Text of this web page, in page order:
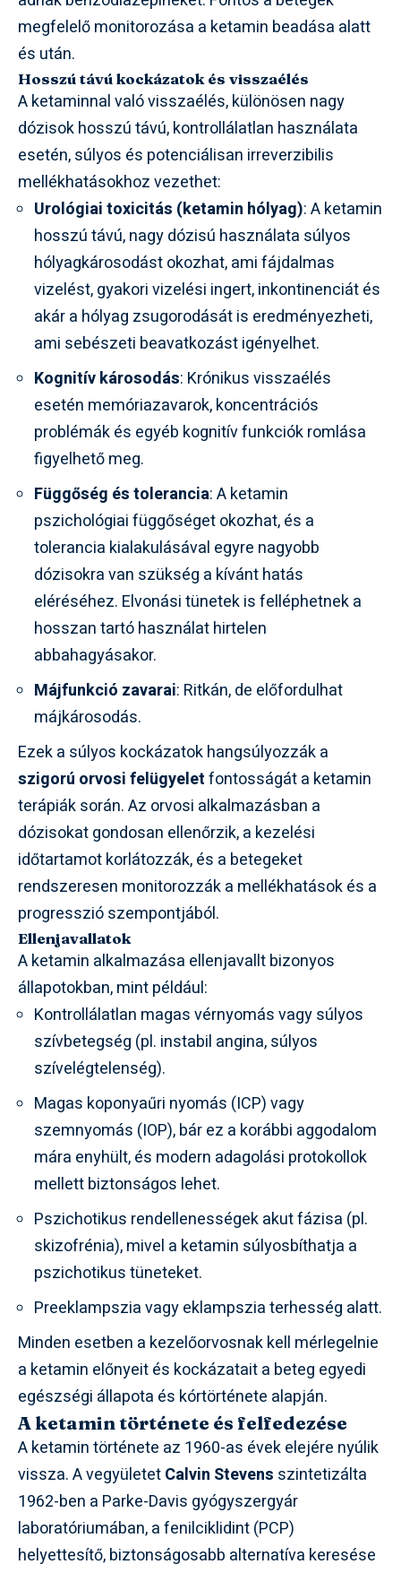
megfelelő monitorozása a ketamin beadása alatt
és után.
Hosszú távú kockázatok és visszaélés
A ketaminnal való visszaélés, különösen nagy
dózisok hosszú távú, kontrollálatlan használata
esetén, súlyos és potenciálisan irreverzibilis
mellékhatásokhoz vezethet:
Urológiai toxicitás (ketamin hólyag): A ketamin
hosszú távú, nagy dózisú használata súlyos
hólyagkárosodást okozhat, ami fájdalmas
vizelést, gyakori vizelési ingert, inkontinenciát és
akár a hólyag zsugorodását is eredményezheti,
ami sebészeti beavatkozást igényelhet.
Kognitív károsodás: Krónikus visszaélés
esetén memóriazavarok, koncentrációs
problémák és egyéb kognitív funkciók romlása
figyelhető meg.
Függőség és tolerancia: A ketamin
pszichológiai függőséget okozhat, és a
tolerancia kialakulásával egyre nagyobb
dózisokra van szükség a kívánt hatás
eléréséhez. Elvonási tünetek is felléphetnek a
hosszan tartó használat hirtelen
abbahagyásakor.
Májfunkció zavarai: Ritkán, de előfordulhat
májkárosodás.
Ezek a súlyos kockázatok hangsúlyozzák a
szigorú orvosi felügyeletfontosságát a ketamin
terápiák során. Az orvosi alkalmazásban a
dózisokat gondosan ellenőrzik, a kezelési
időtartamot korlátozzák, és a betegeket
rendszeresen monitorozzák a mellékhatások és a
progresszió szempontjából.
Ellenjavallatok
A ketamin alkalmazása ellenjavallt bizonyos
állapotokban, mint például:
Kontrollálatlan magas vérnyomás vagy súlyos
szívbetegség (pl. instabil angina, súlyos
szívelégtelenség).
Magas koponyaűri nyomás (ICP) vagy
szemnyomás (IOP), bár ez a korábbi aggodalom
mára enyhült, és modern adagolási protokollok
mellett biztonságos lehet.
Pszichotikus rendellenességek akut fázisa (pl.
skizofrénia), mivel a ketamin súlyosbíthatja a
pszichotikus tüneteket.
Preeklampszia vagy eklampszia terhesség alatt.
Minden esetben a kezelőorvosnak kell mérlegelnie
a ketamin előnyeit és kockázatait a beteg egyedi
egészségi állapota és kórtörténete alapján.
A ketamin története és felfedezése
A ketamin története az 1960-as évek elejére nyúlik
vissza. A vegyületetCalvin Stevens szintetizálta
1962-ben a Parke-Davis gyógyszergyár
laboratóriumában, a fenilciklidint (PCP)
helyettesítő, biztonságosabb alternatíva keresése